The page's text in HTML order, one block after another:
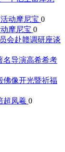
动摩尼宝 0
摩尼宝 0
会赴赣调研座谈
名导演高希希考
佛像开光暨祈福
超 凤羲 0